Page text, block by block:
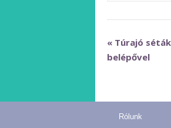
Event
Navigation
«Túrajó
belépővel
Rólunk